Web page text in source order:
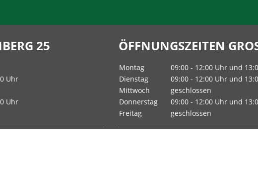
25
Uhr
Uhr
ÖFFNUNGSZEITEN
Montag
09:00 - 12:00 Uhr und
Dienstag
09:00 - 12:00 Uhr und
Mittwoch
geschlossen
Donnerstag
09:00 - 12:00 Uhr und
Freitag
geschlossen